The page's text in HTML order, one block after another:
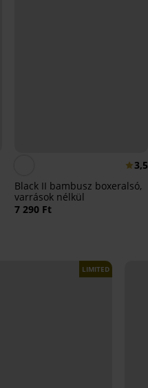
3,5
Black II bambusz boxeralsó,
varrások nélkül
7 290 Ft
LIMITED